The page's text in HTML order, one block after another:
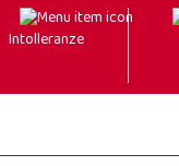
Intolleranze